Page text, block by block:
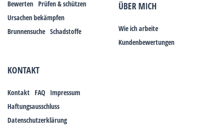
Bewerten Prüfen & schützen
Ursachen bekämpfen
Brunnensuche Schadstoffe
ÜBER MICH
Wie ich arbeite
Kundenbewertungen
KONTAKT
Kontakt FAQ Impressum
Haftungsausschluss
Datenschutzerklärung